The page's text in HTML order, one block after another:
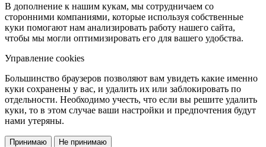
В дополнение к нашим кукам, мы сотрудничаем со
сторонними компаниями, которые используя собственные
куки помогают нам анализировать работу нашего сайта,
чтобы мы могли оптимизировать его для вашего удобства.
Управление cookies
Большинство браузеров позволяют вам увидеть какие именно
куки сохранены у вас, и удалить их или заблокировать по
отдельности. Необходимо учесть, что если вы решите удалить
куки, то в этом случае ваши настройки и предпочтения будут
нами утеряны.
Принимаю
Не принимаю